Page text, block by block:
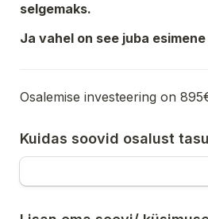
selgemaks.
Ja vahel on see juba esimene
Osalemise investeering on
Kuidas soovid osalust